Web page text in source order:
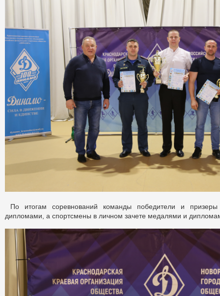
По итогам соревнований команды победители и
дипломами, а спортсмены в личном зачете медалями и